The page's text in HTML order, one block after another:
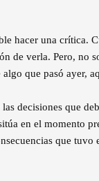
hacer una crítica.
de verla. Pero, no
que pasó ayer,
decisiones que
en el momento
que tuvo